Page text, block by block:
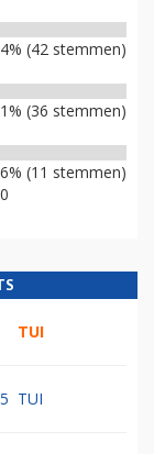
(42 stemmen)
(36 stemmen)
6% (11 stemmen)
TUI
TUI